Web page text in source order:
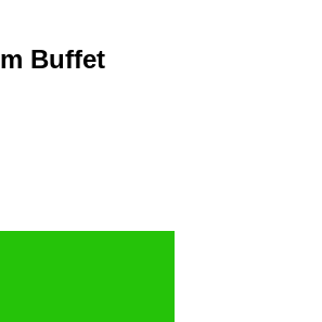
Buffet